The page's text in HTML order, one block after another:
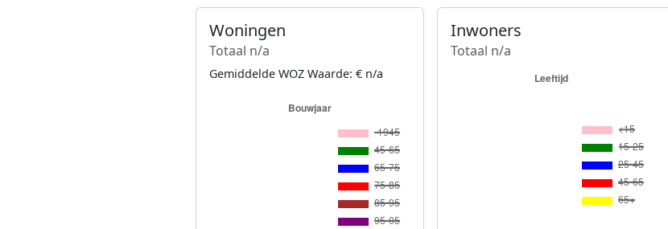
Woningen
Totaal n/a
Gemiddelde WOZ Waarde: € n/a
Inwoners
Totaal n/a